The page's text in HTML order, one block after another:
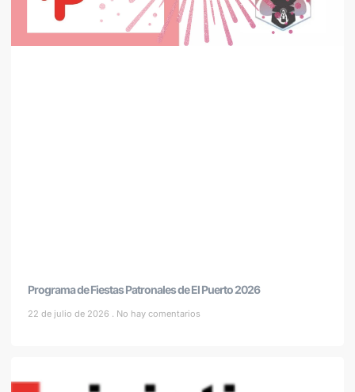
Programa de Fiestas Patronales de El Puerto 2026
22 de julio de 2026 No hay comentarios